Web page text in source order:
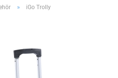
» iGo Trolly